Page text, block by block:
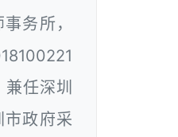
务所，
任深圳
政府采